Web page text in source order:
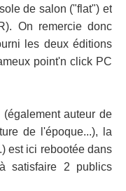
de salon ("flat") et
On remercie donc
les deux éditions
point'n click PC
auteur de
de l'époque...), la
est ici rebootée dans
satisfaire 2 publics